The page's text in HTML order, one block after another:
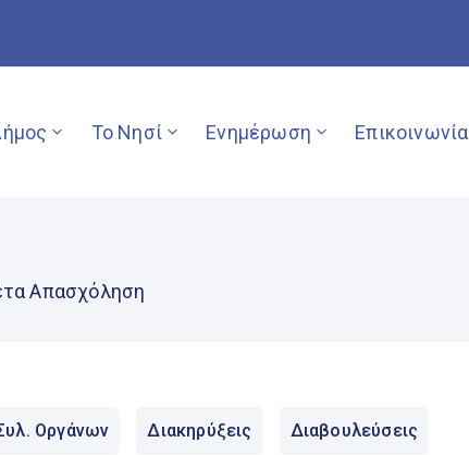
Το Νησί Ενημέρωση Επικοινωνία
Απασχόληση
Οργάνων Διακηρύξεις Διαβουλεύσεις